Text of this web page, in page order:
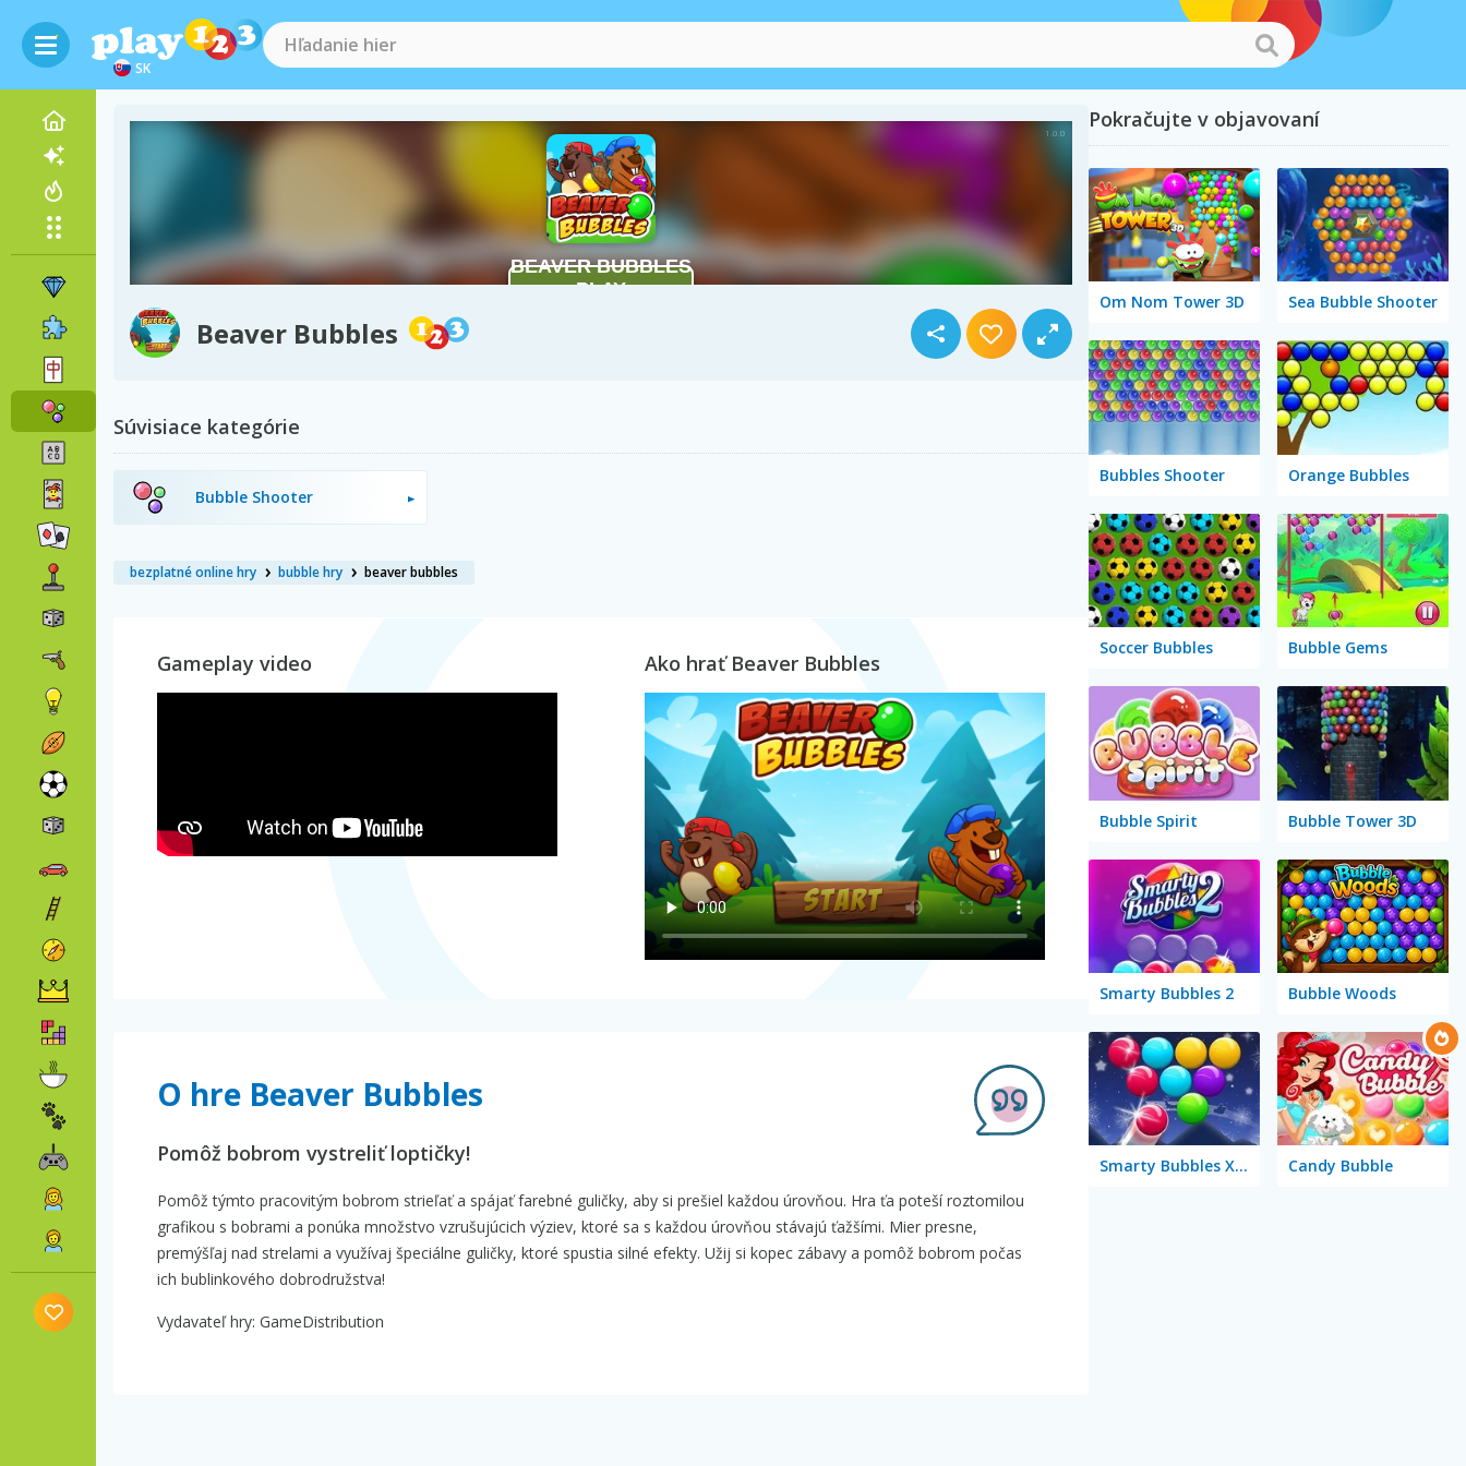
SK
Beaver Bubbles
Súvisiace kategórie
Bubble Shooter
bezplatné online hry bubble hry beaver bubbles
Gameplay video Ako hrať Beaver Bubbles
O hre Beaver Bubbles
Pomôž bobrom vystreliť loptičky!
Pomôž týmto pracovitým bobrom strieľať a spájať farebné guličky, aby si prešiel každou úrovňou. Hra ťa poteší roztomilou
grafikou s bobrami a ponúka množstvo vzrušujúcich výziev, ktoré sa s každou úrovňou stávajú ťažšími. Mier presne,
premýšľaj nad strelami a využívaj špeciálne guličky, ktoré spustia silné efekty. Užij si kopec zábavy a pomôž bobrom počas
ich bublinkového dobrodružstva!
Vydavateľ hry: GameDistribution
Pokračujte v objavovaní
Om Nom Tower 3D Sea Bubble Shooter
Bubbles Shooter Orange Bubbles
Soccer Bubbles Bubble Gems
Bubble Spirit Bubble Tower 3D
Smarty Bubbles 2 Bubble Woods
Smarty Bubbles X-MAS Edition Candy Bubble